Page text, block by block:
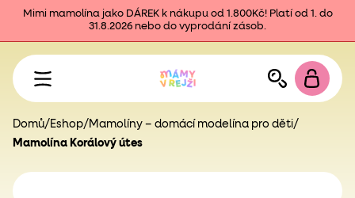
Mimi mamolína jako DÁREK k nákupu od 1.800Kč! Platí od 1. do
31.8.2026 nebo do vyprodání zásob.
Domů/ Eshop/ Mamolíny – domácí modelína pro děti/
Mamolína Korálový útes